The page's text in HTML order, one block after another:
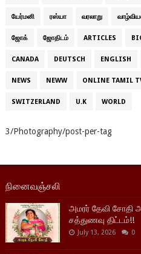
யேர்மனி ரஸ்யா வரலாறு
ஜோக் ஜோதிடம் ARTICLES
CANADA DEUTSCH ENGLISH
NEWS NEWW ONLINE TAMIL
SWITZERLAND U.K WORLD
3/Photography/post-per-tag
நினைவஞ்சலி
அமரர் தேவி சோதி
சத்துணவு திட்டம்!!
July 13, 2026 0